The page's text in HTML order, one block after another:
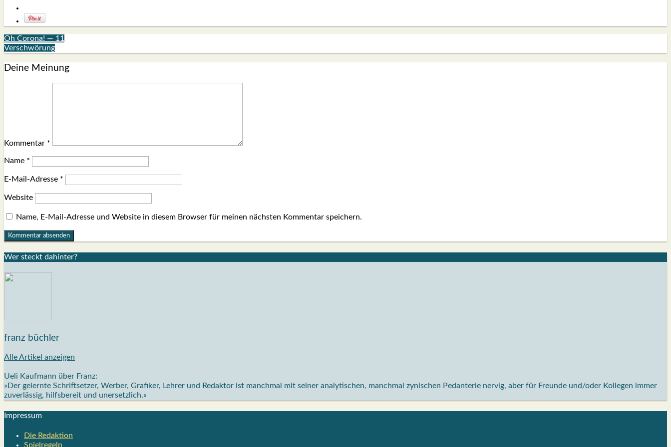
Oh Corona! — 11
Verschwörung
Deine Meinung
Kommentar *
Name *
E-Mail-Adresse *
Website
Name, E-Mail-Adresse und Website in diesem Browser für meinen nächsten Kommentar speichern.
Wer steckt dahin­ter?
franz büchler
Alle Artikel anzeigen
Ueli Kaufmann über Franz:
»Der gelernte Schriftsetzer, Werber, Grafiker, Lehrer und Redaktor ist manchmal mit seiner analytischen, manchmal zynischen Pedanterie nervig, aber für Freunde und/oder Kollegen immer
zuverlässig, hilfsbereit und unersetzlich.«
Impres­sum
Die Redak­ti­on
Spiel­re­geln